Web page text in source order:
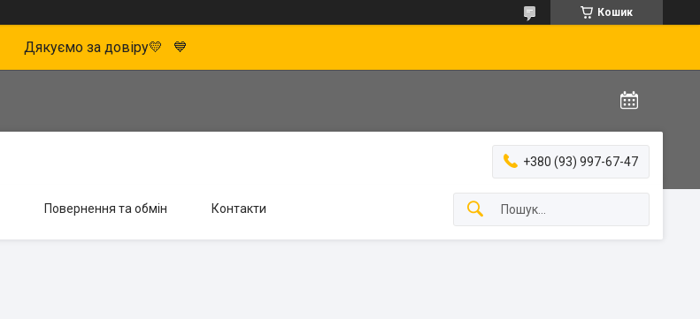
Кошик
Дякуємо за довіру💛 💙
+380 (93) 997-67-47
Повернення та обмін Контакти